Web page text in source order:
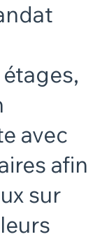
avec
afin
sur